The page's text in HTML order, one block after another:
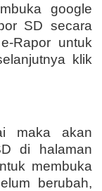
google
SD secara
Rapor untuk
klik
maka akan
di halaman
membuka
berubah,